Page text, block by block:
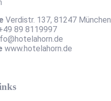
Verdistr. 137, 81247 München
89 8119997
www.hotelahorn.de